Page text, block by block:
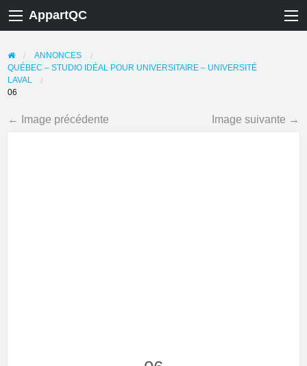
AppartQC
ANNONCES
QUÉBEC – STUDIO IDÉAL POUR UNIVERSITAIRE – UNIVERSITÉ
LAVAL
06
← Image précédente Image suivante →